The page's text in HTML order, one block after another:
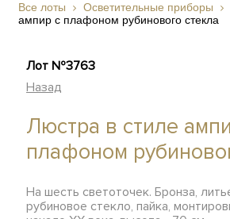
Все лоты Осветительные приборы
ампир с плафоном рубинового стекла
Лот №3763
Назад
Люстра в стиле
плафоном
На шесть светоточек. Бронза,
рубиновое стекло, пайка,